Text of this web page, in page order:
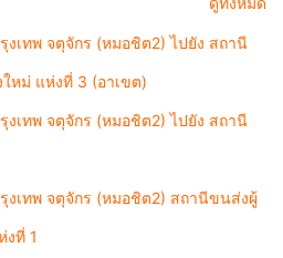
เทพ จตุจักร (หมอชิต2) ไปยัง สถานี
หม่ แห่งที่ 3 (อาเขต)
เทพ จตุจักร (หมอชิต2) ไปยัง สถานี
งเทพ จตุจักร (หมอชิต2) สถานีขนส่งผู้
ที่ 1